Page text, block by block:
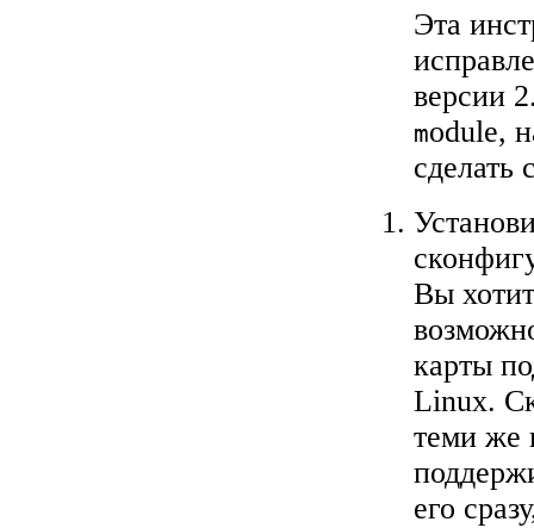
Эта
версии
module,
сделать
Вы
карты
Linux.
теми же
его